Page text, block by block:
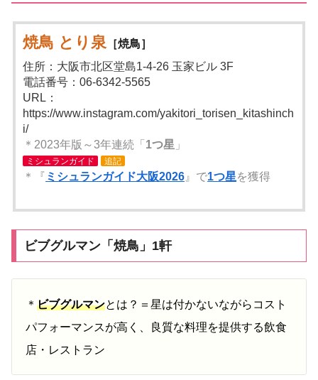
焼鳥 とり泉 ［焼鳥］
住所：大阪市北区堂島1-4-26 玉家ビル 3F
電話番号：06-6342-5565
URL：
https://www.instagram.com/yakitori_torisen_kitashinch
i/
＊2023年版～3年連続「 1つ星 」
ミシュランガイド 追記
＊『 ミシュランガイド大阪2026 』で1つ星を獲得
ビブグルマン「焼鳥」1軒
＊ ビブグルマンとは？＝星は付かないながらコスト
パフォーマンスが高く、良質な料理を提供する飲食
店・レストラン